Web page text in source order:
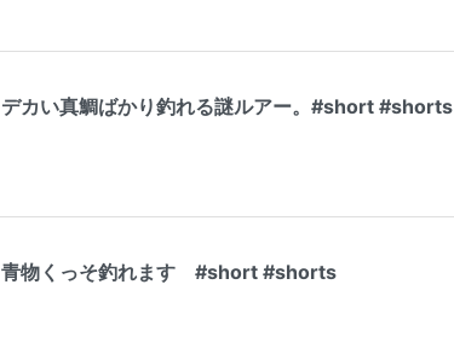
デカい真鯛ばかり釣れる謎ルアー。#short #shorts
青物くっそ釣れます #short #shorts